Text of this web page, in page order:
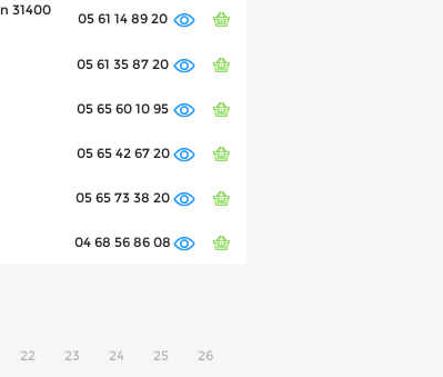
31400
05 61 14 89 20
05 61 35 87 20
05 65 60 10 95
05 65 42 67 20
05 65 73 38 20
04 68 56 86 08
22 23 24 25 26